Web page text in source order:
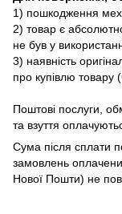
1) пошкодження
2) товар є
не був у
3) наявність
про купівлю товару
Поштові послуги,
та взуття
Сума після сплати
замовлень
Нової Пошти) не